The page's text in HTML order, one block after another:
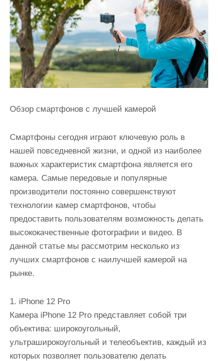
Обзор смартфонов с лучшей камерой
Смартфоны сегодня играют ключевую роль в
нашей повседневной жизни, и одной из наиболее
важных характеристик смартфона является его
камера. Самые передовые и популярные
производители постоянно совершенствуют
технологии камер смартфонов, чтобы
предоставить пользователям возможность делать
высококачественные фотографии и видео. В
данной статье мы рассмотрим несколько из
лучших смартфонов с наилучшей камерой на
рынке.
1. iPhone 12 Pro
Камера iPhone 12 Pro представляет собой три
объектива: широкоугольный,
ультраширокоугольный и телеобъектив, каждый из
которых позволяет пользователю делать